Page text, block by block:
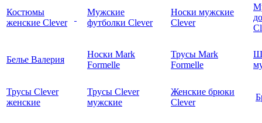
Костюмы
женские Clever
Мужские
футболки Clever
Носки мужские
Clever
Белье Валерия
Носки Mark
Formelle
Трусы Mark
Formelle
Трусы Clever
женские
Трусы Clever
мужские
Женские брюки
Clever